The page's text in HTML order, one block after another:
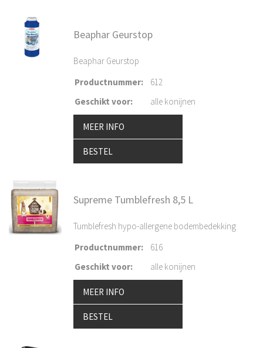
Beaphar Geurstop
Beaphar Geurstop
Productnummer:
612
Geschikt voor: alle konijnen
MEER INFO
BESTEL
Supreme Tumblefresh 8,5 L
Tumblefresh hypo-allergene bodembedekking
Productnummer:
616
Geschikt voor: alle konijnen
MEER INFO
BESTEL